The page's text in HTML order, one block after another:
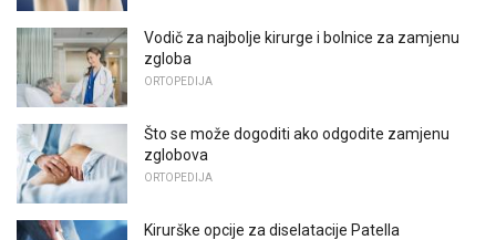
Vodič za najbolje kirurge i bolnice za zamjenu
zgloba
ORTOPEDIJA
Što se može dogoditi ako odgodite zamjenu
zglobova
ORTOPEDIJA
Kirurške opcije za diselatacije Patella